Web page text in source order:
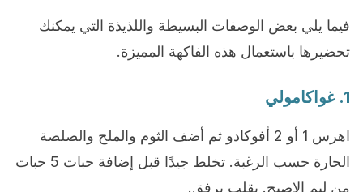
فيما يلي بعض الوصفات البسيطة واللذيذة التي يمكنك
تحضيرها باستعمال هذه الفاكهة المميزة.
1. غواكامولي
اهرس 1 أو 2 أفوكادو ثم أضف الثوم والملح والصلصة
الحارة حسب الرغبة. تخلط جيدًا قبل إضافة حبات 5 حبات
من ليم الإصبح. يقلب برفق.